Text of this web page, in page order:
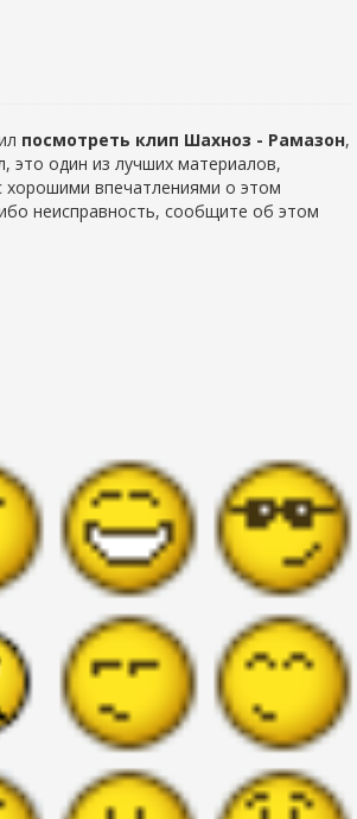
посмотреть клип Шахноз - Рамазон,
это один из лучших материалов,
хорошими впечатлениями о этом
неисправность, сообщите об этом